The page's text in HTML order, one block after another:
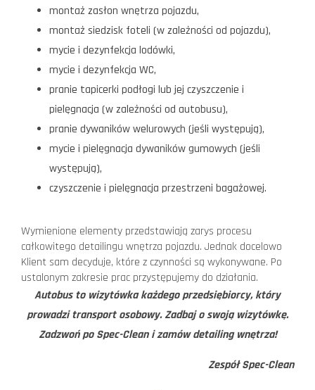
montaż zasłon wnętrza pojazdu,
montaż siedzisk foteli (w zależności od pojazdu),
mycie i dezynfekcja lodówki,
mycie i dezynfekcja WC,
pranie tapicerki podłogi lub jej czyszczenie i
pielęgnacja (w zależności od autobusu),
pranie dywaników welurowych (jeśli występują),
mycie i pielęgnacja dywaników gumowych (jeśli
występują),
czyszczenie i pielęgnacja przestrzeni bagażowej.
Wymienione elementy przedstawiają zarys procesu
całkowitego detailingu wnętrza pojazdu. Jednak docelowo
Klient sam decyduje, które z czynności są wykonywane. Po
ustalonym zakresie prac przystępujemy do działania.
Autobus to wizytówka każdego przedsiębiorcy, który
prowadzi transport osobowy. Zadbaj o swoją wizytówkę.
Zadzwoń po Spec-Clean i zamów detailing wnętrza!
Zespół Spec-Clean